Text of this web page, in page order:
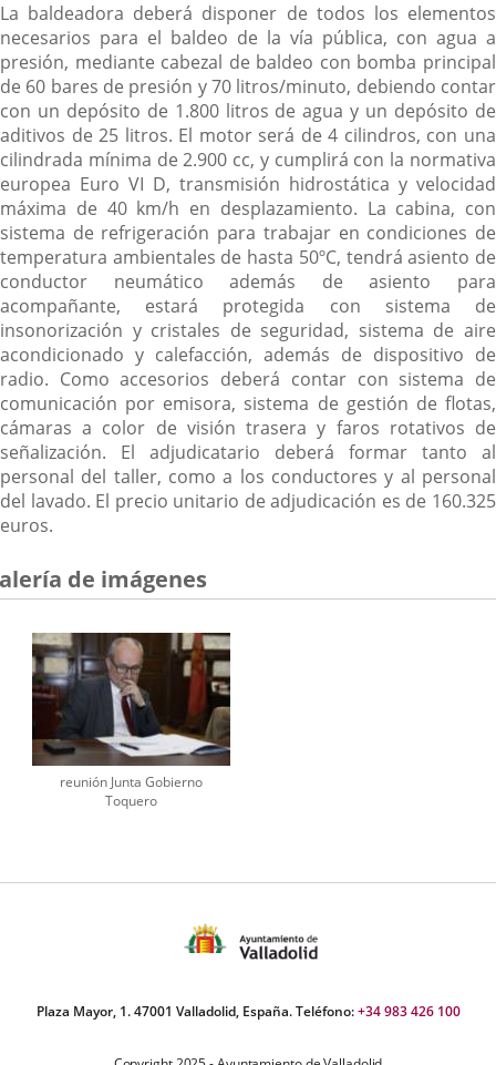
La baldeadora deberá disponer de todos los elementos
necesarios para el baldeo de la vía pública, con agua a
presión, mediante cabezal de baldeo con bomba principal
de 60 bares de presión y 70 litros/minuto, debiendo contar
con un depósito de 1.800 litros de agua y un depósito de
aditivos de 25 litros. El motor será de 4 cilindros, con una
cilindrada mínima de 2.900 cc, y cumplirá con la normativa
europea Euro VI D, transmisión hidrostática y velocidad
máxima de 40 km/h en desplazamiento. La cabina, con
sistema de refrigeración para trabajar en condiciones de
temperatura ambientales de hasta 50ºC, tendrá asiento de
conductor neumático además de asiento para
acompañante, estará protegida con sistema de
insonorización y cristales de seguridad, sistema de aire
acondicionado y calefacción, además de dispositivo de
radio. Como accesorios deberá contar con sistema de
comunicación por emisora, sistema de gestión de flotas,
cámaras a color de visión trasera y faros rotativos de
señalización. El adjudicatario deberá formar tanto al
personal del taller, como a los conductores y al personal
del lavado. El precio unitario de adjudicación es de 160.325
euros.
de imágenes
reunión Junta Gobierno
Toquero
Plaza Mayor, 1. 47001 Valladolid, España. Teléfono:+34 983 426 100